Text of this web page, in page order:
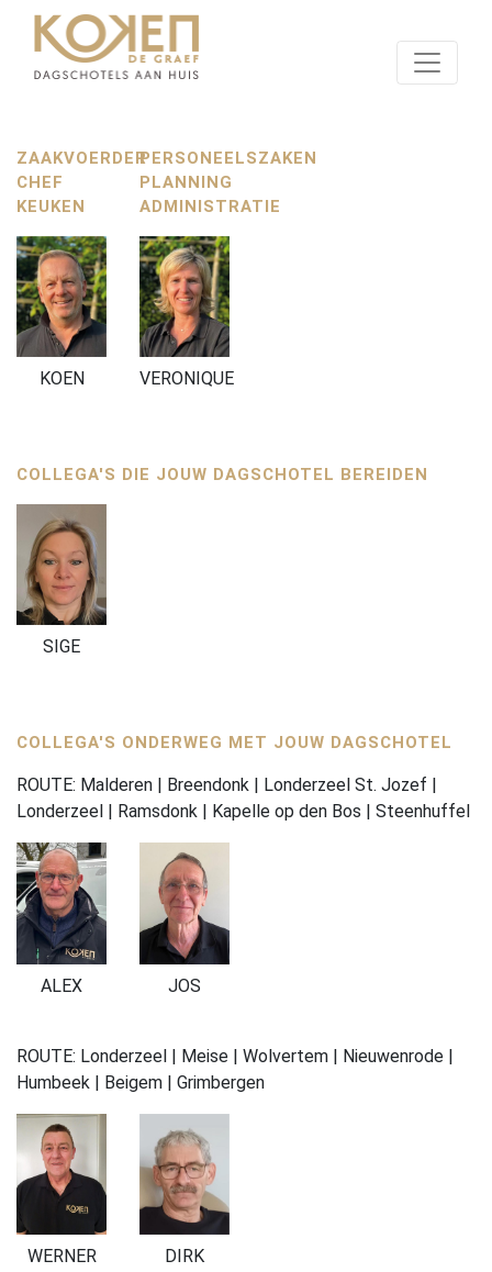
ZAAKVOERDER
CHEF
KEUKEN
PERSONEELSZAKEN
PLANNING
ADMINISTRATIE
KOEN VERONIQUE
COLLEGA'S DIE JOUW DAGSCHOTEL BEREIDEN
SIGE
COLLEGA'S ONDERWEG MET JOUW DAGSCHOTEL
ROUTE: Malderen | Breendonk | Londerzeel St. Jozef |
Londerzeel | Ramsdonk | Kapelle op den Bos | Steenhuffel
ALEX JOS
ROUTE: Londerzeel | Meise | Wolvertem | Nieuwenrode |
Humbeek | Beigem | Grimbergen
WERNER DIRK